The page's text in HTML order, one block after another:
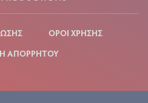
ΟΡΟΙ ΧΡΗΣΗΣ
ΑΠΟΡΡΗΤΟΥ